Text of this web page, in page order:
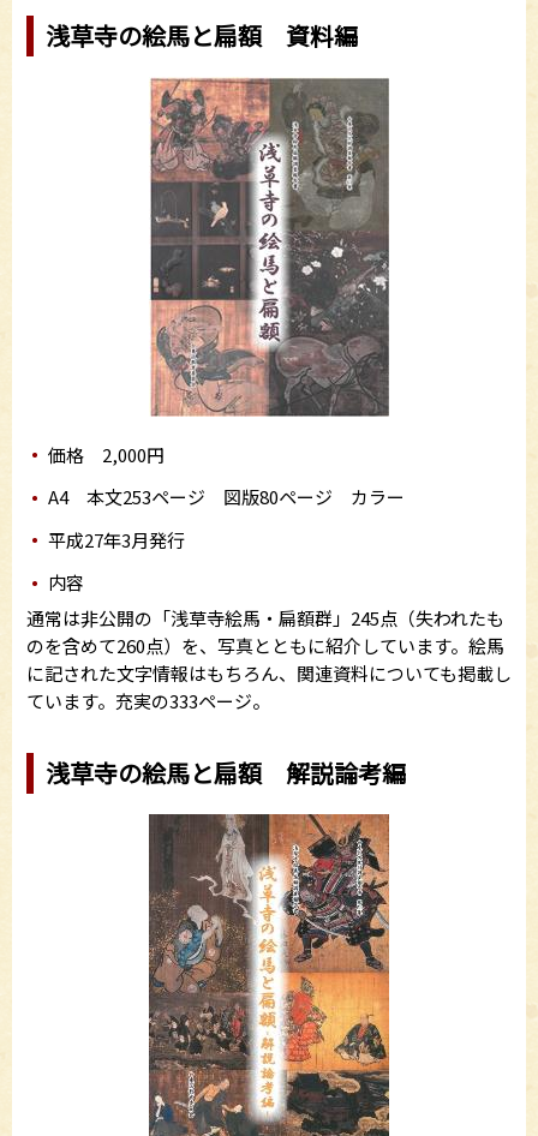
浅草寺の絵馬と扁額 資料編
価格 2,000円
A4 本文253ページ 図版80ページ カラー
平成27年3月発行
内容
通常は非公開の「浅草寺絵馬・扁額群」245点（失われたも
のを含めて260点）を、写真とともに紹介しています。絵馬
に記された文字情報はもちろん、関連資料についても掲載し
ています。充実の333ページ。
浅草寺の絵馬と扁額 解説論考編